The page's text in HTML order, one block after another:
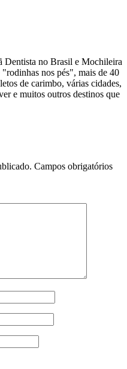
Dentista no Brasil e Mochileira
nos pés", mais de 40
de carimbo, várias cidades,
e muitos outros destinos que
Campos obrigatórios